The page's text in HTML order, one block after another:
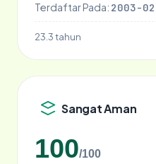
Terdaftar Pada: 2003-
23.3 tahun
Sangat Aman
100/100